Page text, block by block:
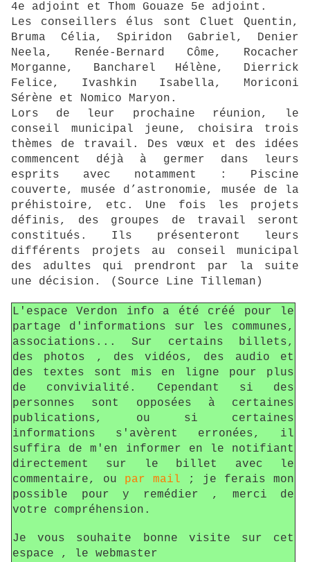
4e adjoint et Thom Gouaze 5e adjoint.
Les conseillers élus sont Cluet Quentin,
Bruma Célia, Spiridon Gabriel, Denier
Neela, Renée-Bernard Côme, Rocacher
Morganne, Bancharel Hélène, Dierrick
Felice, Ivashkin Isabella, Moriconi
Sérène et Nomico Maryon.
Lors de leur prochaine réunion, le
conseil municipal jeune, choisira trois
thèmes de travail. Des vœux et des idées
commencent déjà à germer dans leurs
esprits avec notamment : Piscine
couverte, musée d’astronomie, musée de la
préhistoire, etc. Une fois les projets
définis, des groupes de travail seront
constitués. Ils présenteront leurs
différents projets au conseil municipal
des adultes qui prendront par la suite
une décision.
(Source Line Tilleman)
L'espace Verdon info a été créé pour le
partage d'informations sur les communes,
associations... Sur certains billets,
des photos , des vidéos, des audio et
des textes sont mis en ligne pour plus
de convivialité. Cependant si des
personnes sont opposées à certaines
publications, ou si certaines
informations s'avèrent erronées, il
suffira de m'en informer en le notifiant
directement sur le billet avec le
commentaire, ou par mail ; je ferais mon
possible pour y remédier , merci de
votre compréhension.
Je vous souhaite bonne visite sur cet
espace , le webmaster